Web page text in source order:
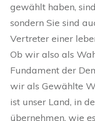
gewählt haben,
sondern Sie sind
Vertreter einer
Ob wir also als
Fundament der
wir als Gewählte
ist unser Land, in
übernehmen, wie